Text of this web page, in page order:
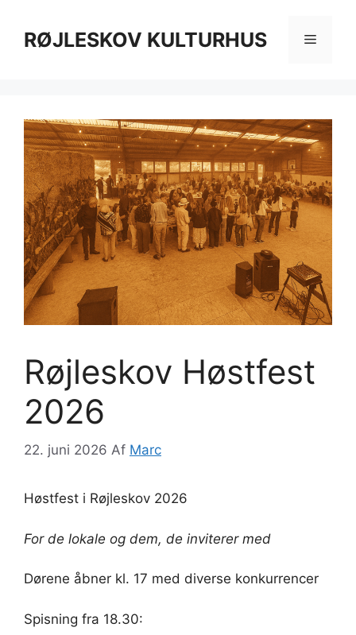
indholdRØJLESKOV KULTURHUS Menu
Røjleskov Høstfest
2026
22. juni 2026 Af Marc
Høstfest i Røjleskov 2026
For de lokale og dem, de inviterer med
Dørene åbner kl. 17 med diverse konkurrencer
Spisning fra 18.30: